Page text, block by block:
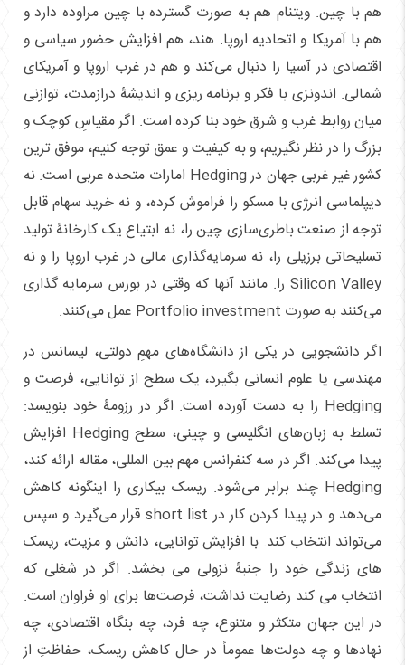
هم با چین. ویتنام هم به صورت گسترده با چین مراوده دارد و
هم با آمریکا و اتحادیه اروپا. هند، هم افزایش حضور سیاسی و
اقتصادی در آسیا را دنبال می‌کند و هم در غرب اروپا و آمریکای
شمالی. اندونزی با فکر و برنامه ریزی و اندیشۀ درازمدت، توازنی
میان روابط غرب و شرق خود بنا کرده است. اگر مقیاسِ کوچک و
بزرگ را در نظر نگیریم، و به کیفیت و عمق توجه کنیم، موفق ترین
کشور غیر غربی جهان در Hedging امارات متحده عربی است. نه
دیپلماسی انرژی با مسکو را فراموش کرده، و نه خرید سهام قابل
توجه از صنعت باطری‌سازی چین را، نه ابتیاع یک کارخانۀ تولید
تسلیحاتی برزیلی را، نه سرمایه‌گذاری مالی در غرب اروپا را و نه
Silicon Valley را. مانند آنها که وقتی در بورس سرمایه گذاری
می‌کنند به صورت Portfolio investment عمل می‌کنند.
اگر دانشجویی در یکی از دانشگاه‌های مهمِ دولتی، لیسانس در
مهندسی یا علوم انسانی بگیرد، یک سطح از توانایی، فرصت و
Hedging را به دست آورده است. اگر در رزومۀ خود بنویسد:
تسلط به زبان‌های انگلیسی و چینی، سطح Hedging افزایش
پیدا می‌کند. اگر در سه کنفرانس مهم بین المللی، مقاله ارائه کند،
Hedging چند برابر می‌شود. ریسک بیکاری را اینگونه کاهش
می‌دهد و در پیدا کردن کار در short list قرار می‌گیرد و سپس
می‌تواند انتخاب کند. با افزایش توانایی، دانش و مزیت، ریسک
های زندگی خود را جنبۀ نزولی می بخشد. اگر در شغلی که
انتخاب می کند رضایت نداشت، فرصت‌ها برای او فراوان است.
در این جهان متکثر و متنوع، چه فرد، چه بنگاه اقتصادی، چه
نهادها و چه دولت‌ها عموماً در حال کاهش ریسک، حفاظتِ از